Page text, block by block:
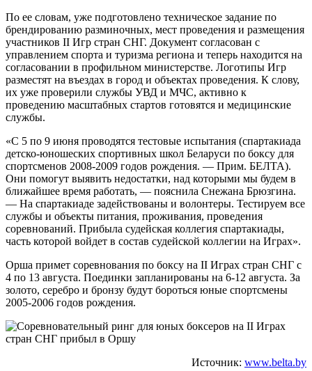
По ее словам, уже подготовлено техническое задание по
брендированию разминочных, мест проведения и размещения
участников II Игр стран СНГ. Документ согласован с
управлением спорта и туризма региона и теперь находится на
согласовании в профильном министерстве. Логотипы Игр
разместят на въездах в город и объектах проведения. К слову,
их уже проверили службы УВД и МЧС, активно к
проведению масштабных стартов готовятся и медицинские
службы.
«С 5 по 9 июня проводятся тестовые испытания (спартакиада
детско-юношеских спортивных школ Беларуси по боксу для
спортсменов 2008-2009 годов рождения. — Прим. БЕЛТА).
Они помогут выявить недостатки, над которыми мы будем в
ближайшее время работать, — пояснила Снежана Брюзгина.
— На спартакиаде задействованы и волонтеры. Тестируем все
службы и объекты питания, проживания, проведения
соревнований. Прибыла судейская коллегия спартакиады,
часть которой войдет в состав судейской коллегии на Играх».
Орша примет соревнования по боксу на II Играх стран СНГ с
4 по 13 августа. Поединки запланированы на 6-12 августа. За
золото, серебро и бронзу будут бороться юные спортсмены
2005-2006 годов рождения.
Источник: www.belta.by